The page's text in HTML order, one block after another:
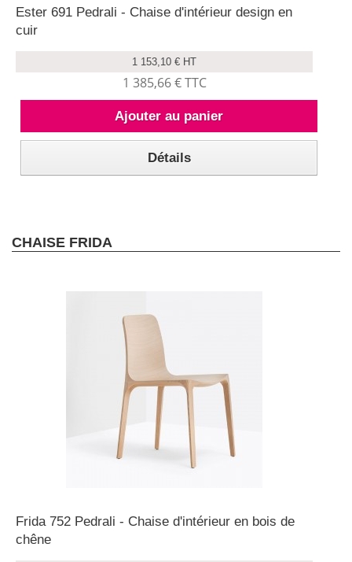
Ester 691 Pedrali - Chaise d'intérieur design en
cuir
1 153,10 € HT
1 385,66 € TTC
Ajouter au panier
Détails
CHAISE FRIDA
Frida 752 Pedrali - Chaise d'intérieur en bois de
chêne